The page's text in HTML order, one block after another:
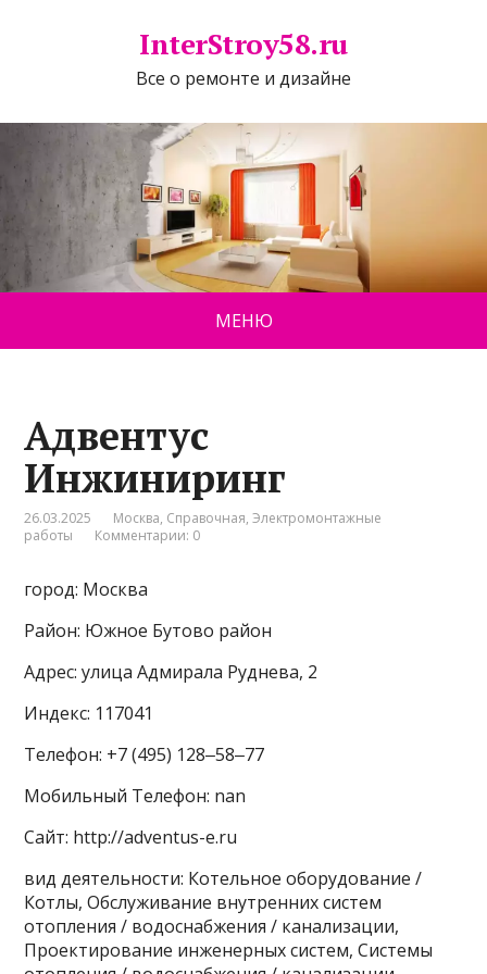
InterStroy58.ru
Все о ремонте и дизайне
МЕНЮ
Адвентус
Инжиниринг
26.03.2025 Москва, Справочная,Электромонтажные
работы
Комментарии: 0
город: Москва
Район: Южное Бутово район
Адрес: улица Адмирала Руднева, 2
Индекс: 117041
Телефон: +7 (495) 128‒58‒77
Мобильный Телефон: nan
Сайт: http://adventus-e.ru
вид деятельности: Котельное оборудование /
Котлы, Обслуживание внутренних систем
отопления / водоснабжения / канализации,
Проектирование инженерных систем, Системы